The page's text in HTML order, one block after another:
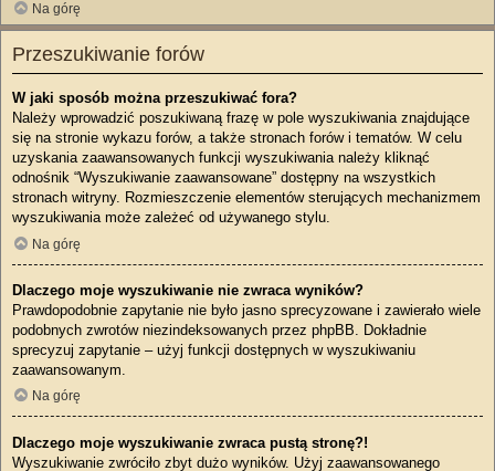
Na górę
Przeszukiwanie forów
W jaki sposób można przeszukiwać fora?
Należy wprowadzić poszukiwaną frazę w pole wyszukiwania znajdujące
się na stronie wykazu forów, a także stronach forów i tematów. W celu
uzyskania zaawansowanych funkcji wyszukiwania należy kliknąć
odnośnik “Wyszukiwanie zaawansowane” dostępny na wszystkich
stronach witryny. Rozmieszczenie elementów sterujących mechanizmem
wyszukiwania może zależeć od używanego stylu.
Na górę
Dlaczego moje wyszukiwanie nie zwraca wyników?
Prawdopodobnie zapytanie nie było jasno sprecyzowane i zawierało wiele
podobnych zwrotów niezindeksowanych przez phpBB. Dokładnie
sprecyzuj zapytanie – użyj funkcji dostępnych w wyszukiwaniu
zaawansowanym.
Na górę
Dlaczego moje wyszukiwanie zwraca pustą stronę?!
Wyszukiwanie zwróciło zbyt dużo wyników. Użyj zaawansowanego